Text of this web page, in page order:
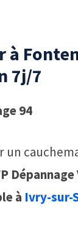
à
7j/7
94
un
à Ivry-sur-